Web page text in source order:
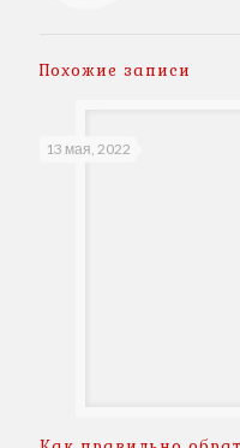
Похожие записи
13 мая, 2022